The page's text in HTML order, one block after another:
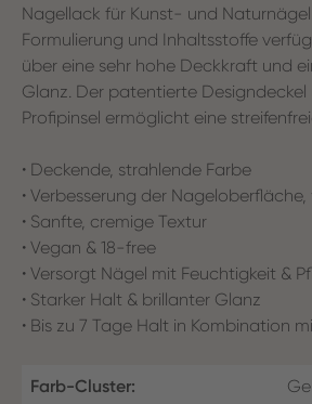
Nagellack für Kunst- und
Formulierung und Inhaltsstoffe
über eine sehr hohe Deckkraft und
Glanz. Der patentierte
Profipinsel ermöglicht eine
• Deckende, strahlende Farbe
• Verbesserung der
• Sanfte, cremige Textur
• Vegan & 18-free
• Versorgt Nägel mit Feuchtigkeit &
• Starker Halt & brillanter Glanz
• Bis zu 7 Tage Halt in Kombination
Farb-Cluster: